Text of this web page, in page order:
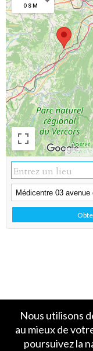
OSM
Nous utilisons
au mieux de
poursuivez la